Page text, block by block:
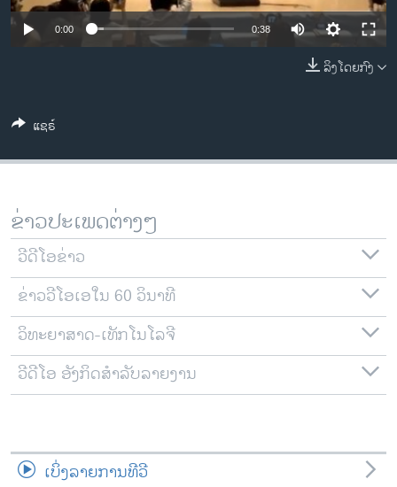
ຊຸມຊົນຊາວລາວ
ວິທະຍາສາດ-ເທັກໂນໂລຈີ
ພາສາອັງກິດ
ລາຍການກະຈາຍສຽງ
ລາຍງານ
ຕິດຕາມພວກເຮົາ ທີ່
ພາສາຕ່າງໆ
0:00 0:38
ລິງໂດຍກົງ
ແຊຣ໌
ຂ່າວປະເພດຕ່າງໆ
ວີດີໂອຂ່າວ
ຂ່າວວີໂອເອໃນ 60 ວິນາທີ
ວິທະຍາສາດ-ເທັກໂນໂລຈີ
ວີດີໂອ ອັງກິດສຳລັບລາຍງານ
ເບິ່ງລາຍການທີວີ